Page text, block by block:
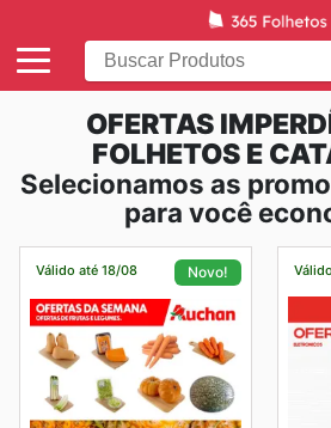
OFERTAS
FOLHETOS E
Selecionamos as
para você
Válido até 18/08 Novo!